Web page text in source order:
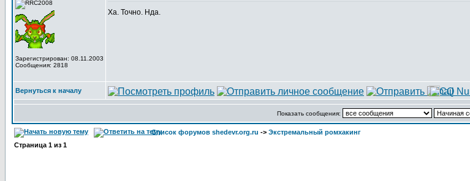
Зарегистрирован: 08.11.2003
Сообщения: 2818
Ха. Точно. Нда.
Вернуться к началу
Показать сообщения:
Список форумов shedevr.org.ru -> Экстремальный ромхакинг
Страница 1 из 1